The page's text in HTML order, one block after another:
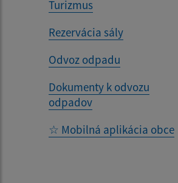
Turizmus
Rezervácia sály
Odvoz odpadu
Dokumenty k odvozu
odpadov
☆ Mobilná aplikácia obce